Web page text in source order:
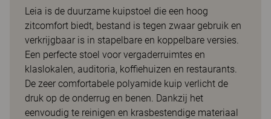
Leia is de duurzame kuipstoel die een hoog
zitcomfort biedt, bestand is tegen zwaar gebruik en
verkrijgbaar is in stapelbare en koppelbare versies.
Een perfecte stoel voor vergaderruimtes en
klaslokalen, auditoria, koffiehuizen en restaurants.
De zeer comfortabele polyamide kuip verlicht de
druk op de onderrug en benen. Dankzij het
eenvoudig te reinigen en krasbestendige materiaal